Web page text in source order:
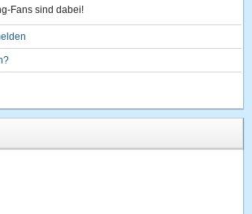
Fans sind dabei!